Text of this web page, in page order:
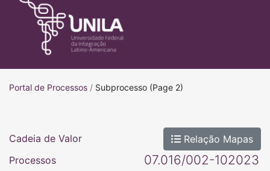
Portal de ProcessosPortal de Processos
/ Subprocesso (Page 2)
Relação Mapas
07.016/002-102023
Cadeia de Valor
Processos